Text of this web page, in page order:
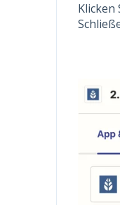
Klicken